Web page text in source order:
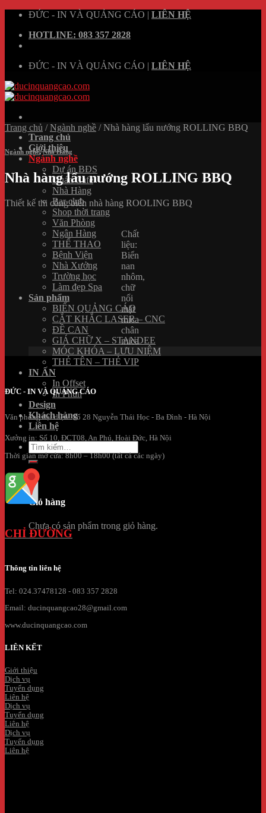
Skip
content
ĐỨC - IN VÀ QUẢNG CÁO | LIÊN HỆ
HOTLINE: 083 357 2828
ĐỨC - IN VÀ QUẢNG CÁO | LIÊN HỆ
Trang chủ
Giới thiệu
Ngành nghề
Dự án BĐS
Quán Cafe
Nhà Hàng
Bar club
Shop thời trang
Văn Phòng
Ngân Hàng
THỂ THAO
Bệnh Viện
Nhà Xưởng
Trường học
Làm đẹp Spa
Sản phẩm
BIỂN QUẢNG CÁO
CẮT KHẮC LASER – CNC
ĐỀ CAN
GIÁ CHỮ X – STANDEE
MÓC KHÓA – LƯU NIỆM
THẺ TÊN – THẺ VIP
IN ẤN
In Offset
In Phun
Design
Khách hàng
Liên hệ
Tìm
kiếm:
0
Giỏ hàng
Chưa có sản phẩm trong giỏ hàng.
Trang chủ / Ngành nghề /Nhà hàng lẩu nướng ROLLING BBQ
Ngành nghề,Nhà Hàng
Nhà hàng lẩu nướng ROLLING BBQ
Thiết kế thi công biển nhà hàng ROOLING BBQ
Chất
liệu:
Biển
nan
nhôm,
chữ
nổi
mặt
mica
chân
mica
ĐỨC - IN VÀ QUẢNG CÁO
Văn phòng đại diện: Số 28 Nguyễn Thái Học - Ba Đình - Hà Nội
Xưởng in: Số 10, ĐCT08, An Phú, Hoài Đức, Hà Nội
Thời gian mở cửa: 8h00 – 18h00 (tất cả các ngày)
CHỈ ĐƯỜNG
Thông tin liên hệ
Tel: 024.37478128 - 083 357 2828
Email: ducinquangcao28@gmail.com
www.ducinquangcao.com
LIÊN KẾT
Giới thiệu
Dịch vụ
Tuyển dụng
Liên hệ
Dịch vụ
Tuyển dụng
Liên hệ
Dịch vụ
Tuyển dụng
Liên hệ